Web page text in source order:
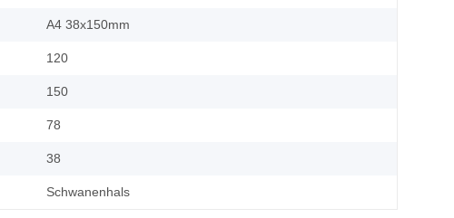
A4 38x150mm
120
150
78
38
Schwanenhals